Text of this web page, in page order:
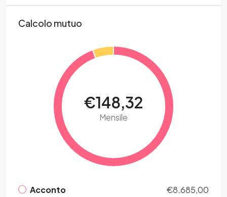
Calcolo mutuo
€148,32
Mensile
Acconto
€8.685,00